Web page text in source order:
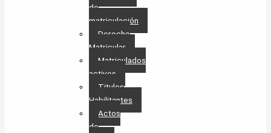
de
matriculación
Derecho
Matricular
Matriculados
activos
Titulos
Habilitantes
Actos
de